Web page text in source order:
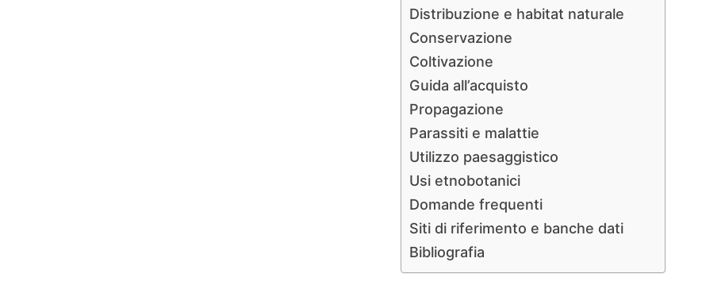
Distribuzione e habitat naturale
Conservazione
Coltivazione
Guida all’acquisto
Propagazione
Parassiti e malattie
Utilizzo paesaggistico
Usi etnobotanici
Domande frequenti
Siti di riferimento e banche dati
Bibliografia